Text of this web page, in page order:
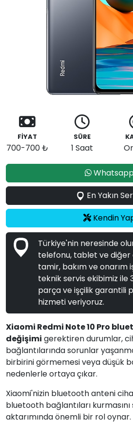
FİYAT
700-700 ₺
SÜRE
1 Saat
En Yakın
Kendin
Türkiye'nin neresinde
telefonu, tablet ve diğer
tamir, bakım ve onarım
teknik servis ekibimiz ile
parça ve işçilik garantili
hizmeti veriyoruz.
Xiaomi Redmi Note 10 Pro
değişimi gerektiren durumlar,
bağlantılarında sorunlar
birbirini görmemesi veya düşük
nedenlerle ortaya çıkar.
Xiaomi'nizin bluetooth anteni
bluetooth bağlantıları
aktarımında önemli bir rol oynar.